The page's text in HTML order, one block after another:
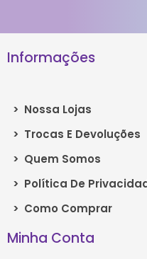
Informações
> Nossa Lojas
> Trocas E Devoluções
> Quem Somos
> Política De
> Como Comprar
Minha Conta